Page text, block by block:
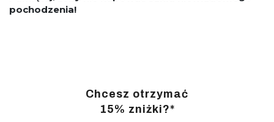
pochodzenia!
Chcesz otrzymać
15% zniżki?*